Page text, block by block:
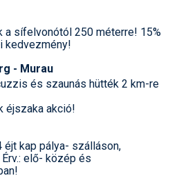
a sífelvonótól 250 méterre! 15%
kedvezmény!
- Murau
és szaunás hütték 2 km-re
éjszaka akció!
éjt kap pálya- szálláson,
elő- közép és